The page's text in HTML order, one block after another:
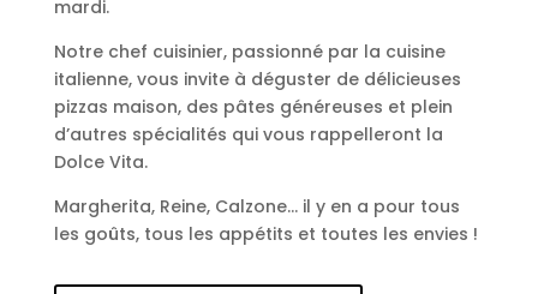
mardi.
Notre chef cuisinier, passionné par la cuisine
italienne, vous invite à déguster de délicieuses
pizzas maison, des pâtes généreuses et plein
d’autres spécialités qui vous rappelleront la
Dolce Vita.
Margherita, Reine, Calzone… il y en a pour tous
les goûts, tous les appétits et toutes les envies !